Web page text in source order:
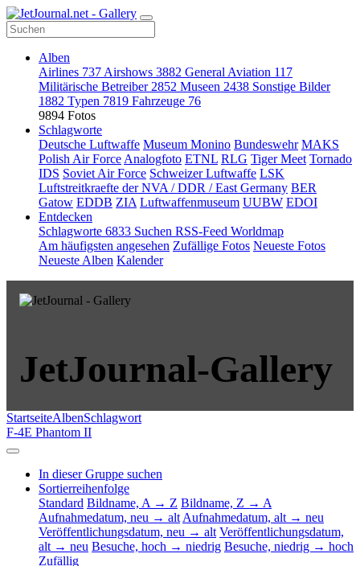
Alben
Airlines 737 Airshows 3882 General Aviation 117
Militärische Betreiber 2852 Museen 2438 Sonstige Bilder
1882 Typen 7819 Fahrzeuge 76
9894 Fotos
Schlagworte
Deutsche Luftwaffe Museum Monino Bundeswehr MAKS
Polish Air Force Analogfoto ETNL RLG Tiger Meet Tornado
IDS Soviet Air Force Schweizer Luftwaffe LSK
Luftstreitkraefte der NVA / DDR / East Germany BER
Gatow EDDB ZIA Luftwaffenmuseum UUBW EDOI
Entdecken
Schlagworte 6833 Suchen RSS-Feed Worldmap
Am häufigsten angesehen Zufällige Fotos Neueste Fotos
Neueste Alben Kalender
JetJournal-Gallery
StartseiteAlbenSchlagwort
F-4E Phantom II
In dieser Gruppe suchen
Sortierreihenfolge
Standard Bildname, A → Z Bildname, Z → A
Aufnahmedatum, neu → alt Aufnahmedatum, alt → neu
Veröffentlichungsdatum, neu → alt Veröffentlichungsdatum,
alt → neu Besuche, hoch → niedrig Besuche, niedrig → hoch
Zufällig